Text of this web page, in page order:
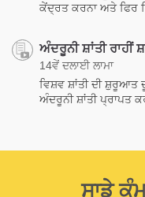
ਕੇਂਦ੍ਰਤ ਕਰਨਾ ਅਤੇ ਫਿਰ
ਅੰਦਰੂਨੀ ਸ਼ਾਂਤੀ ਰਾਹੀਂ
14ਵੇਂ ਦਲਾਈ ਲਾਮਾ
ਵਿਸ਼ਵ ਸ਼ਾਂਤੀ ਦੀ ਸ਼ੁਰੂਆਤ
ਅੰਦਰੂਨੀ ਸ਼ਾਂਤੀ ਪ੍ਰਾਪਤ
ਸਾਡੇ